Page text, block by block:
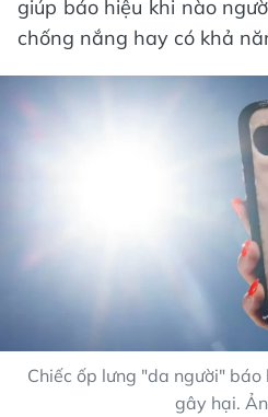
giúp báo hiệu khi nào
chống nắng hay có khả
Chiếc ốp lưng "da người"
gây hại.